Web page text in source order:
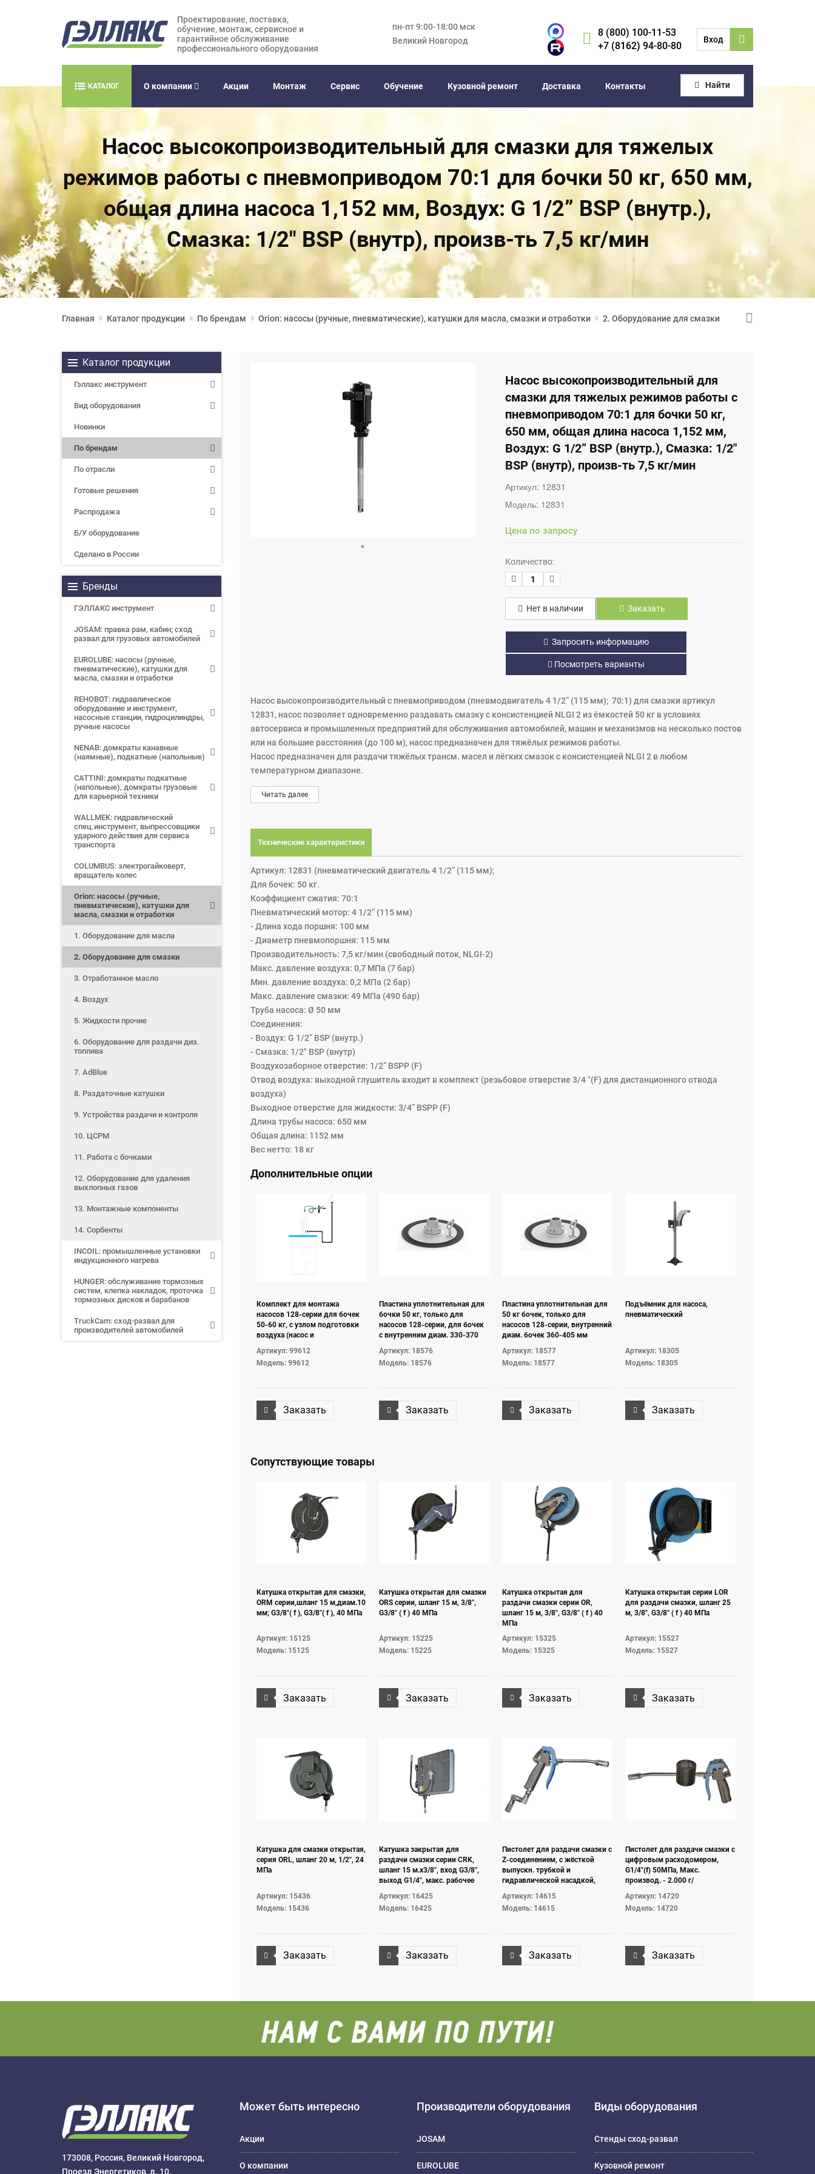
Проектирование, поставка,
обучение, монтаж, сервисное и
гарантийное обслуживание
профессионального оборудования
пн-пт 9:00-18:00 мск
Великий Новгород
8 (800) 100-11-53
+7 (8162) 94-80-80
Вход
КАТАЛОГ О компании Акции Монтаж Сервис Обучение Кузовной ремонт Доставка Контакты Найти
Насос высокопроизводительный для смазки для тяжелых
режимов работы с пневмоприводом 70:1 для бочки 50 кг, 650 мм,
общая длина насоса 1,152 мм, Воздух: G 1/2” BSP (внутр.),
Смазка: 1/2" BSP (внутр), произв-ть 7,5 кг/мин
Главная Каталог продукции По брендам Orion: насосы (ручные, пневматические), катушки для масла, смазки и отработки 2. Оборудование для смазки
Каталог продукции
Гэллакс инструмент
Вид оборудования
Новинки
По брендам
По отрасли
Готовые решения
Распродажа
Б/У оборудование
Сделано в России
Бренды
ГЭЛЛАКС инструмент
JOSAM: правка рам, кабин; сход
развал для грузовых автомобилей
EUROLUBE: насосы (ручные,
пневматические), катушки для
масла, смазки и отработки
REHOBOT: гидравлическое
оборудование и инструмент,
насосные станции, гидроцилиндры,
ручные насосы
NENAB: домкраты канавные
(наямные), подкатные (напольные)
CATTINI: домкраты подкатные
(напольные), домкраты грузовые
для карьерной техники
WALLMEK: гидравлический
спец.инструмент, выпрессовщики
ударного действия для сервиса
транспорта
COLUMBUS: электрогайковерт,
вращатель колес
Orion: насосы (ручные,
пневматические), катушки для
масла, смазки и отработки
1. Оборудование для масла
2. Оборудование для смазки
3. Отработанное масло
4. Воздух
5. Жидкости прочие
6. Оборудование для раздачи диз.
топлива
7. AdBlue
8. Раздаточные катушки
9. Устройства раздачи и контроля
10. ЦСРМ
11. Работа с бочками
12. Оборудование для удаления
выхлопных газов
13. Монтажные компоненты
14. Сорбенты
INCOIL: промышленные установки
индукционного нагрева
HUNGER: обслуживание тормозных
систем, клепка накладок, проточка
тормозных дисков и барабанов
TruckCam: сход-развал для
производителей автомобилей
Насос высокопроизводительный для
смазки для тяжелых режимов работы с
пневмоприводом 70:1 для бочки 50 кг,
650 мм, общая длина насоса 1,152 мм,
Воздух: G 1/2” BSP (внутр.), Смазка: 1/2"
BSP (внутр), произв-ть 7,5 кг/мин
Артикул: 12831
Модель: 12831
Цена по запросу
Количество:
Нет в наличии Заказать
Запросить информацию
Посмотреть варианты
Насос высокопроизводительный с пневмоприводом (пневмодвигатель 4 1/2” (115 мм); 70:1) для смазки артикул
12831, насос позволяет одновременно раздавать смазку с консистенцией NLGI 2 из ёмкостей 50 кг в условиях
автосервиса и промышленных предприятий для обслуживания автомобилей, машин и механизмов на несколько постов
или на большие расстояния (до 100 м), насос предназначен для тяжёлых режимов работы.
Насос предназначен для раздачи тяжёлых трансм. масел и лёгких смазок с консистенцией NLGI 2 в любом
температурном диапазоне.
Насос монтируется непосредственно на бочке.
Насос включает в себя комплект из двух рукояток, установленных на базе пневмодвигателя для простоты
Читать далее
Технические характеристики
Артикул: 12831 (пневматический двигатель 4 1/2” (115 мм);
Для бочек: 50 кг.
Коэффициент сжатия: 70:1
Пневматический мотор: 4 1/2” (115 мм)
- Длина хода поршня: 100 мм
- Диаметр пневмопоршня: 115 мм
Производительность: 7,5 кг/мин (свободный поток, NLGI-2)
Макс. давление воздуха: 0,7 МПа (7 бар)
Мин. давление воздуха: 0,2 MПa (2 бар)
Макс. давление смазки: 49 MПa (490 бар)
Труба насоса: Ø 50 мм
Соединения:
- Воздух: G 1/2” BSP (внутр.)
- Смазка: 1/2" BSP (внутр)
Воздухозаборное отверстие: 1/2” BSPP (F)
Отвод воздуха: выходной глушитель входит в комплект (резьбовое отверстие 3/4 "(F) для дистанционного отвода
воздуха)
Выходное отверстие для жидкости: 3/4” BSPP (F)
Длина трубы насоса: 650 мм
Общая длина: 1152 мм
Вес нетто: 18 кг
Дополнительные опции
Комплект для монтажа
насосов 128-серии для бочек
50-60 кг, с узлом подготовки
воздуха (насос и
комплект не входят)
Артикул: 99612
Модель: 99612
Заказать
Пластина уплотнительная для
бочки 50 кг, только для
насосов 128-серии, для бочек
с внутренним диам. 330-370
Артикул: 18576
Модель: 18576
Заказать
Пластина уплотнительная для
50 кг бочек, только для
насосов 128-серии, внутренний
диам. бочек 360-405 мм
Артикул: 18577
Модель: 18577
Заказать
Подъёмник для насоса,
пневматический
Артикул: 18305
Модель: 18305
Заказать
Сопутствующие товары
Катушка открытая для смазки,
ORМ серии,шланг 15 м,диам.10
мм; G3/8"( f ), G3/8"( f ), 40 МПа
Артикул: 15125
Модель: 15125
Заказать
Катушка открытая для смазки
ORS серии, шланг 15 м, 3/8",
G3/8" ( f ) 40 МПа
Артикул: 15225
Модель: 15225
Заказать
Катушка открытая для
раздачи смазки серии OR,
шланг 15 м, 3/8", G3/8" ( f ) 40
МПа
Артикул: 15325
Модель: 15325
Заказать
Катушка открытая серии LOR
для раздачи смазки, шланг 25
м, 3/8", G3/8" ( f ) 40 МПа
Артикул: 15527
Модель: 15527
Заказать
Катушка для смазки открытая,
серия ORL, шланг 20 м, 1/2", 24
МПа
Артикул: 15436
Модель: 15436
Заказать
Катушка закрытая для
раздачи смазки серии CRK,
шланг 15 м.х3/8", вход G3/8",
выход G1/4", макс. рабочее
Артикул: 16425
Модель: 16425
Заказать
Пистолет для раздачи смазки с
Z-соединением, с жёсткой
выпускн. трубкой и
гидравлической насадкой,
Артикул: 14615
Модель: 14615
Заказать
Пистолет для раздачи смазки с
цифровым расходомером,
G1/4"(f) 50МПа, Макс.
производ. - 2.000 г/
Артикул: 14720
Модель: 14720
Заказать
173008, Россия, Великий Новгород,
Проезд Энергетиков, д. 10.
Может быть интересно
Акции
О компании
Производители оборудования
JOSAM
EUROLUBE
Виды оборудования
Стенды сход-развал
Кузовной ремонт